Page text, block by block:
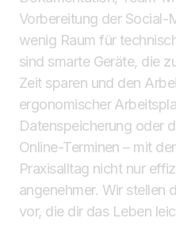
Vorbereitung der
wenig Raum für
sind smarte Geräte, die
Zeit sparen und den
ergonomischer
Datenspeicherung oder
Online-Terminen – mit
Praxisalltag nicht nur
angenehmer. Wir stellen
vor, die dir das Leben